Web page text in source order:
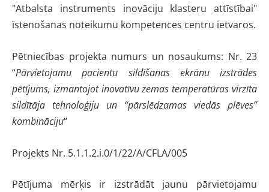
"Atbalsta instruments inovāciju klasteru attīstībai"
īstenošanas noteikumu kompetences centru ietvaros.
Pētniecības projekta numurs un nosaukums: Nr. 23
“Pārvietojamu pacientu sildīšanas ekrānu izstrādes
pētījums, izmantojot inovatīvu zemas temperatūras virzīta
sildītāja tehnoloģiju un “pārslēdzamas viedās plēves”
kombināciju“
Projekts Nr. 5.1.1.2.i.0/1/22/A/CFLA/005
Pētījuma mērķis ir izstrādāt jaunu pārvietojamu